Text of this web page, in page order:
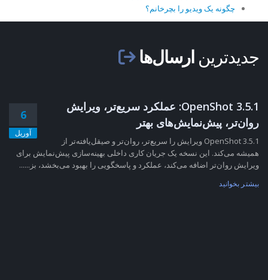
چگونه یک ویدیو را بچرخانم؟
جدیدترین ارسال‌ها
6
آوریل
OpenShot 3.5.1: عملکرد سریع‌تر، ویرایش
روان‌تر، پیش‌نمایش‌های بهتر
OpenShot 3.5.1 ویرایش را سریع‌تر، روان‌تر و صیقل‌یافته‌تر از
همیشه می‌کند. این نسخه یک جریان کاری داخلی بهینه‌سازی پیش‌نمایش برای
ویرایش روان‌تر اضافه می‌کند، عملکرد و پاسخگویی را بهبود می‌بخشد، بز......
بیشتر بخوانید